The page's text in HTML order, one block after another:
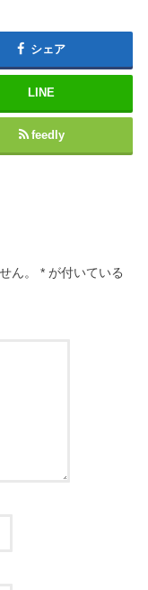
シェア
LINE
feedly
ん。 * が付いている